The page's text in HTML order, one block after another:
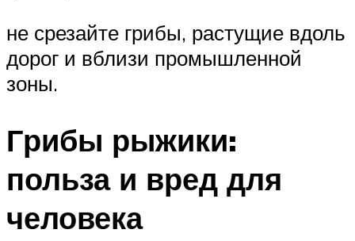
не срезайте грибы, растущие вдоль
дорог и вблизи промышленной
зоны.
Грибы рыжики:
польза и вред для
человека